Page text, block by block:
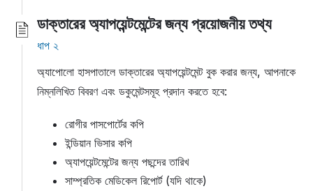
ডাক্তারের অ্যাপয়েন্টমেন্টের জন্য প্রয়োজনীয় তথ্য
ধাপ ২
অ্যাপোলো হাসপাতালে ডাক্তারের অ্যাপয়েন্টমেন্ট বুক করার জন্য, আপনাকে
নিম্নলিখিত বিবরণ এবং ডকুমেন্টসমূহ প্রদান করতে হবে:
রোগীর পাসপোর্টের কপি
ইন্ডিয়ান ভিসার কপি
অ্যাপয়েন্টমেন্টের জন্য পছন্দের তারিখ
সাম্প্রতিক মেডিকেল রিপোর্ট (যদি থাকে)